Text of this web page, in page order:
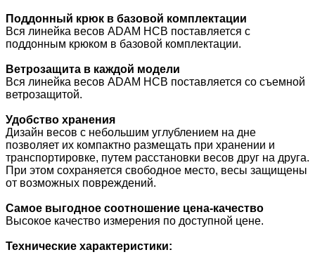
Поддонный крюк в базовой комплектации
Вся линейка весов ADAM HCB поставляется с
поддонным крюком в базовой комплектации.
Ветрозащита в каждой модели
Вся линейка весов ADAM HCB поставляется со съемной
ветрозащитой.
Удобство хранения
Дизайн весов с небольшим углублением на дне
позволяет их компактно размещать при хранении и
транспортировке, путем расстановки весов друг на друга.
При этом сохраняется свободное место, весы защищены
от возможных повреждений.
Самое выгодное соотношение цена-качество
Высокое качество измерения по доступной цене.
Технические характеристики: